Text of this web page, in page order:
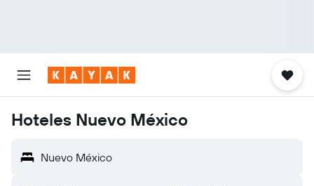
Hoteles Nuevo México
Nuevo México